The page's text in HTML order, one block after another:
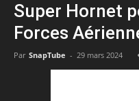
Super Hornet
Forces
Par SnapTube - 29 mars 2024